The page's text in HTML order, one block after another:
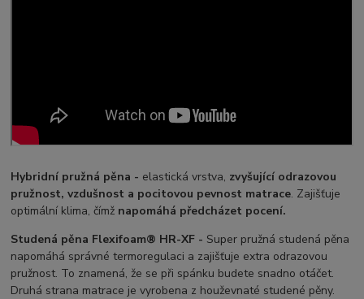
Hybridní pružná pěna - elastická vrstva, zvyšující odrazovou
pružnost, vzdušnost a pocitovou pevnost matrace. Zajišťuje
optimální klima, čímž napomáhá předcházet pocení.
Studená pěna Flexifoam® HR-XF - Super pružná studená pěna
napomáhá správné termoregulaci a zajišťuje extra odrazovou
pružnost. To znamená, že se při spánku budete snadno otáčet.
Druhá strana matrace je vyrobena z houževnaté studené pěny.